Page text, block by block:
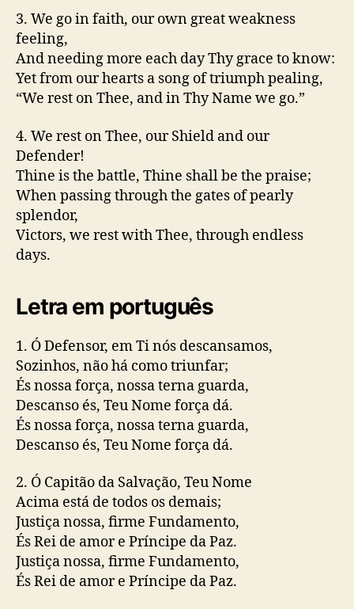
3. We go in faith, our own great weakness
feeling,
And needing more each day Thy grace to know:
Yet from our hearts a song of triumph pealing,
“We rest on Thee, and in Thy Name we go.”
4. We rest on Thee, our Shield and our
Defender!
Thine is the battle, Thine shall be the praise;
When passing through the gates of pearly
splendor,
Victors, we rest with Thee, through endless
days.
Letra em português
1. Ó Defensor, em Ti nós descansamos,
Sozinhos, não há como triunfar;
És nossa força, nossa terna guarda,
Descanso és, Teu Nome força dá.
És nossa força, nossa terna guarda,
Descanso és, Teu Nome força dá.
2. Ó Capitão da Salvação, Teu Nome
Acima está de todos os demais;
Justiça nossa, firme Fundamento,
És Rei de amor e Príncipe da Paz.
Justiça nossa, firme Fundamento,
És Rei de amor e Príncipe da Paz.